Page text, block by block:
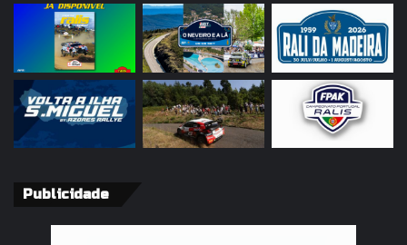
Publicidade